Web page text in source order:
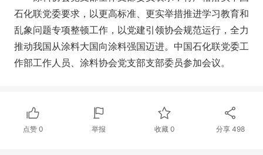
石化联党委要求，以更高标准、更实举措推进学习教育和
乱象问题专项整顿工作，以党建引领协会规范运行，全力
推动我国从涂料大国向涂料强国迈进。中国石化联党委工
作部工作人员、涂料协会党支部支部委员参加会议。
点赞 0 举报 收藏 0 分享 498